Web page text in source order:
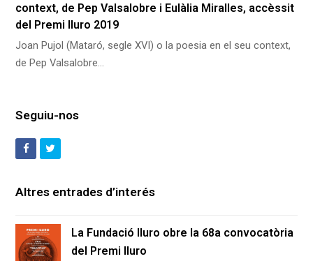
context, de Pep Valsalobre i Eulàlia Miralles, accèssit
del Premi Iluro 2019
Joan Pujol (Mataró, segle XVI) o la poesia en el seu context,
de Pep Valsalobre…
Seguiu-nos
FacebookTwitter
Altres entrades d’interés
La Fundació Iluro obre la 68a convocatòria
del Premi Iluro